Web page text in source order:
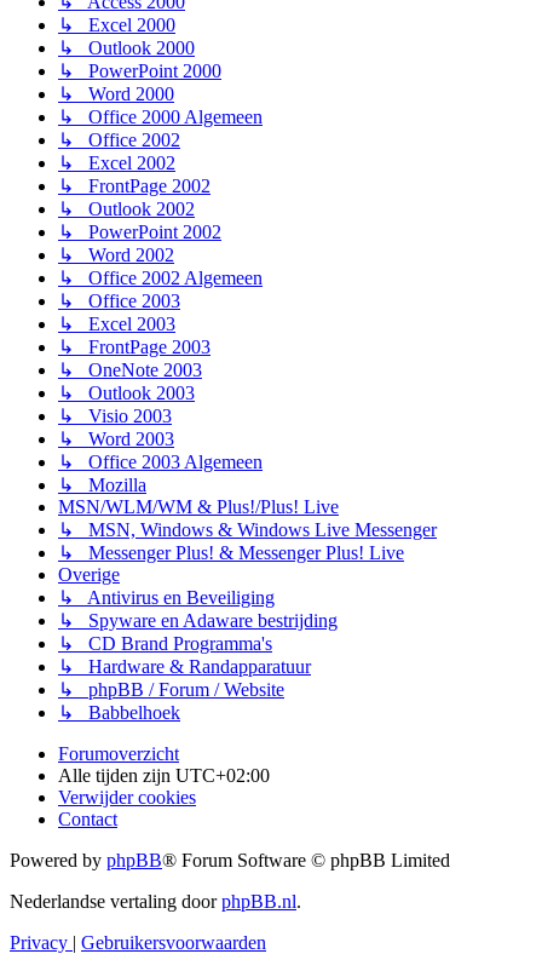
↳ Excel 2000
↳ Outlook 2000
↳ PowerPoint 2000
↳ Word 2000
↳ Office 2000 Algemeen
↳ Office 2002
↳ Excel 2002
↳ FrontPage 2002
↳ Outlook 2002
↳ PowerPoint 2002
↳ Word 2002
↳ Office 2002 Algemeen
↳ Office 2003
↳ Excel 2003
↳ FrontPage 2003
↳ OneNote 2003
↳ Outlook 2003
↳ Visio 2003
↳ Word 2003
↳ Office 2003 Algemeen
↳ Mozilla
MSN/WLM/WM & Plus!/Plus! Live
↳ MSN, Windows & Windows Live Messenger
↳ Messenger Plus! & Messenger Plus! Live
Overige
↳ Antivirus en Beveiliging
↳ Spyware en Adaware bestrijding
↳ CD Brand Programma's
↳ Hardware & Randapparatuur
↳ phpBB / Forum / Website
↳ Babbelhoek
Forumoverzicht
Alle tijden zijn UTC+02:00
Verwijder cookies
Contact
Powered by phpBB® Forum Software © phpBB Limited
Nederlandse vertaling doorphpBB.nl.
Privacy | Gebruikersvoorwaarden